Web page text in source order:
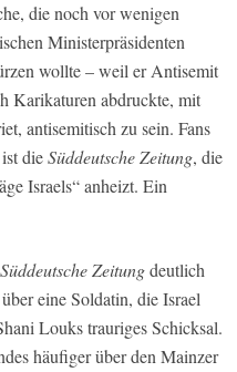
die noch vor wenigen
Ministerpräsidenten
wollte – weil er Antisemit
Karikaturen abdruckte, mit
antisemitisch zu sein. Fans
dieSüddeutsche Zeitung, die
Israels“ anheizt. Ein
Süddeutsche Zeitungdeutlich
eine Soldatin, die Israel
Louks trauriges Schicksal.
häufiger über den Mainzer